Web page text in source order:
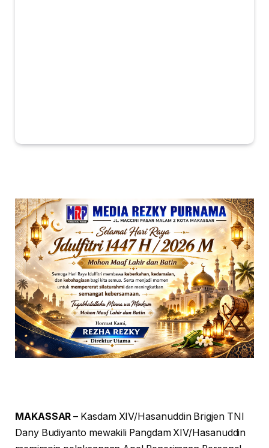
MAKASSAR – Kasdam XIV/Hasanuddin Brigjen TNI
Dany Budiyanto mewakili Pangdam XIV/Hasanuddin